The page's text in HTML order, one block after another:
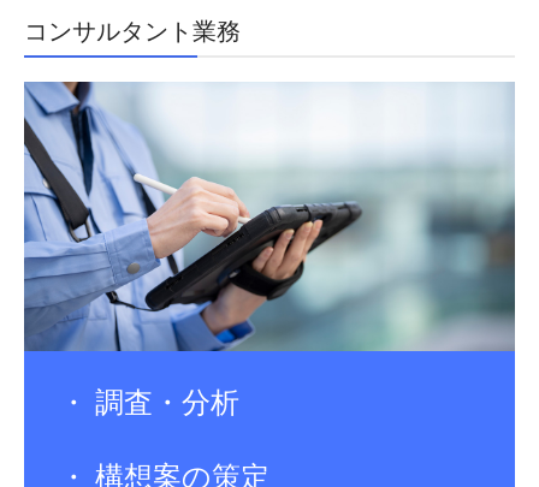
コンサルタント業務
・ 調査・分析
・ 構想案の策定